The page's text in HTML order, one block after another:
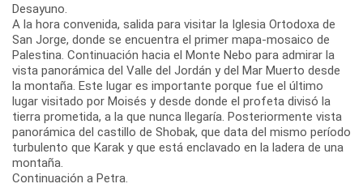
Desayuno.
A la hora convenida, salida para visitar la Iglesia Ortodoxa de
San Jorge, donde se encuentra el primer mapa-mosaico de
Palestina. Continuación hacia el Monte Nebo para admirar la
vista panorámica del Valle del Jordán y del Mar Muerto desde
la montaña. Este lugar es importante porque fue el último
lugar visitado por Moisés y desde donde el profeta divisó la
tierra prometida, a la que nunca llegaría. Posteriormente vista
panorámica del castillo de Shobak, que data del mismo período
turbulento que Karak y que está enclavado en la ladera de una
montaña.
Continuación a Petra.